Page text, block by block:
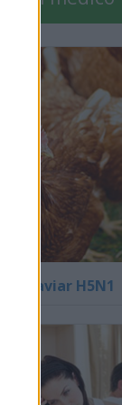
aviar H5N1